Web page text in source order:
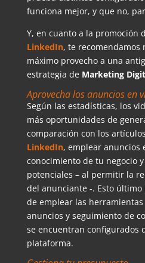
funciona mejor, y que no,
Y, en cuanto a la promoción
LinkedIn, te recomendamos
máximo provecho a una
estrategia de Marketing
Aprovecha los anuncios en
Según las estadísticas, los
más oportunidades de
comparación con los
LinkedIn, emplear anuncios
conocimiento de tu negocio
potenciales – al permitir la
del anunciante -. Esto
de emplear las
anuncios y seguimiento de
se encuentran configurados
plataforma.